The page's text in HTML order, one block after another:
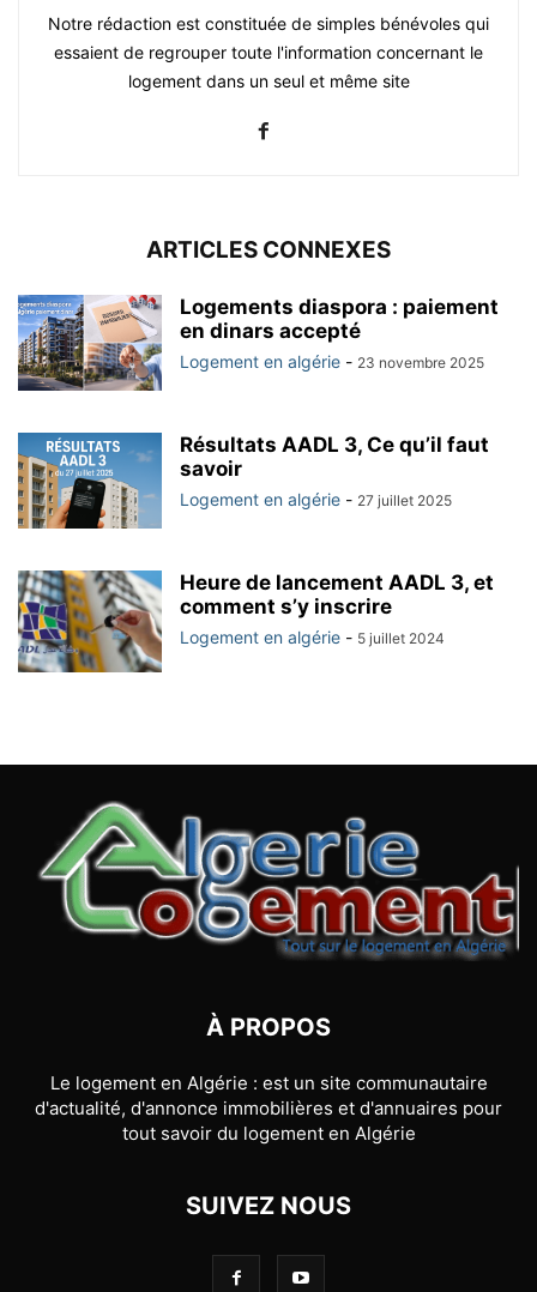
Notre rédaction est constituée de simples bénévoles qui
essaient de regrouper toute l'information concernant le
logement dans un seul et même site
ARTICLES CONNEXES
Logements diaspora : paiement
en dinars accepté
Logement en algérie - 23 novembre 2025
Résultats AADL 3, Ce qu’il faut
savoir
Logement en algérie - 27 juillet 2025
Heure de lancement AADL 3, et
comment s’y inscrire
Logement en algérie - 5 juillet 2024
À PROPOS
Le logement en Algérie : est un site communautaire
d'actualité, d'annonce immobilières et d'annuaires pour
tout savoir du logement en Algérie
SUIVEZ NOUS